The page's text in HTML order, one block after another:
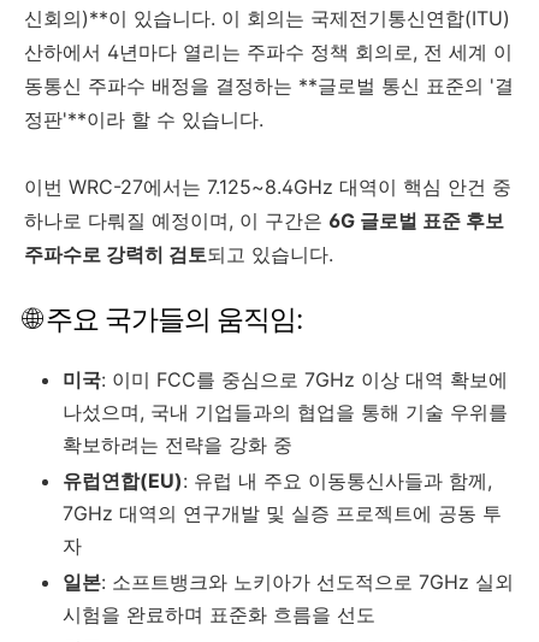
신회의)**이 있습니다. 이 회의는 국제전기통신연합(ITU)
산하에서 4년마다 열리는 주파수 정책 회의로, 전 세계 이
동통신 주파수 배정을 결정하는 **글로벌 통신 표준의 '결
정판'**이라 할 수 있습니다.
이번 WRC-27에서는 7.125~8.4GHz 대역이 핵심 안건 중
하나로 다뤄질 예정이며, 이 구간은 6G 글로벌 표준 후보
주파수로 강력히 검토되고 있습니다.
🌐 주요 국가들의 움직임:
미국: 이미 FCC를 중심으로 7GHz 이상 대역 확보에
나섰으며, 국내 기업들과의 협업을 통해 기술 우위를
확보하려는 전략을 강화 중
유럽연합(EU): 유럽 내 주요 이동통신사들과 함께,
7GHz 대역의 연구개발 및 실증 프로젝트에 공동 투
자
일본: 소프트뱅크와 노키아가 선도적으로 7GHz 실외
시험을 완료하며 표준화 흐름을 선도